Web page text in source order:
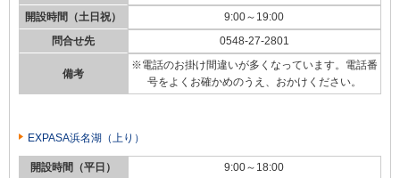
開設時間（土日祝）
9:00～19:00
問合せ先
0548-27-2801
備考
※電話のお掛け間違いが多くなっています。電話番
号をよくお確かめのうえ、おかけください。
EXPASA浜名湖（上り）
開設時間（平日）
9:00～18:00